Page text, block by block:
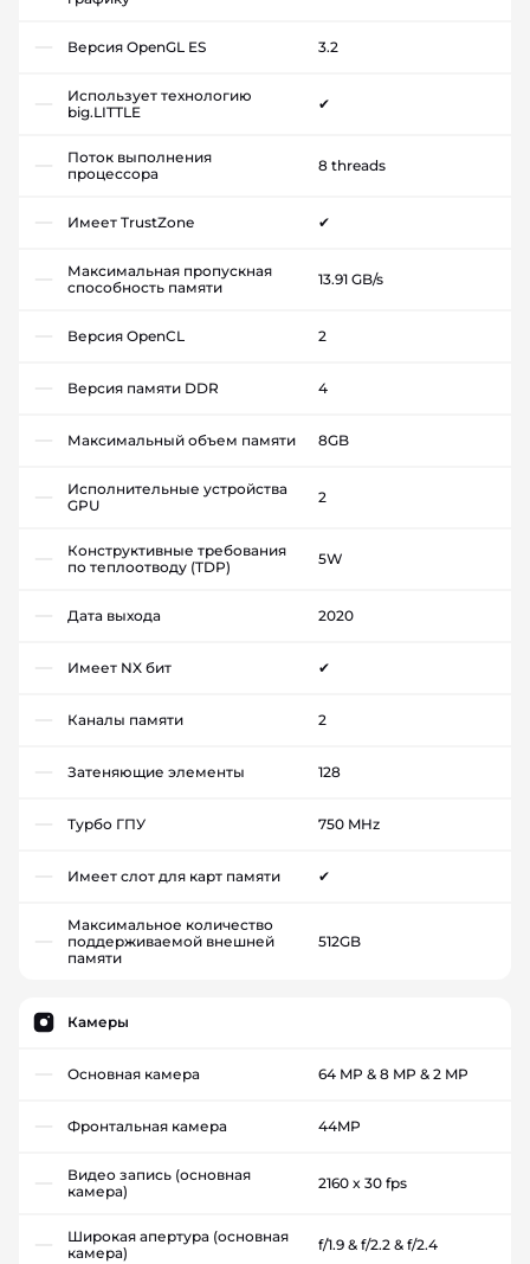
Версия OpenGL ES 3.2
Использует технологию
big.LITTLE
✔
Поток выполнения
процессора
8 threads
Имеет TrustZone ✔
Максимальная пропускная
способность памяти
13.91 GB/s
Версия OpenCL 2
Версия памяти DDR 4
Максимальный объем памяти 8GB
Исполнительные устройства
GPU
2
Конструктивные требования
по теплоотводу (TDP)
5W
Дата выхода 2020
Имеет NX бит ✔
Каналы памяти 2
Затеняющие элементы 128
Турбо ГПУ 750 MHz
Имеет слот для карт памяти ✔
Максимальное количество
поддерживаемой внешней
памяти
512GB
Камеры
Основная камера 64 MP & 8 MP & 2 MP
Фронтальная камера 44MP
Видео запись (основная
камера)
2160 x 30 fps
Широкая апертура (основная
камера)
f/1.9 & f/2.2 & f/2.4